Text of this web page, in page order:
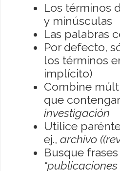
Los términos
y minúsculas
Las palabras
Por defecto,
los términos
implícito)
Combine
que
investigación
Utilice
ej., archivo
Busque